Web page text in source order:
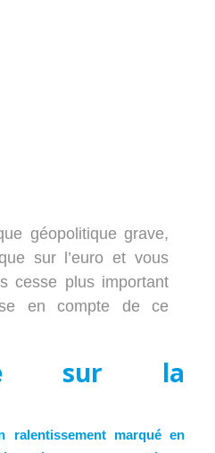
géopolitique grave,
sur l’euro et vous
cesse plus important
en compte de ce
sur la
marqué en